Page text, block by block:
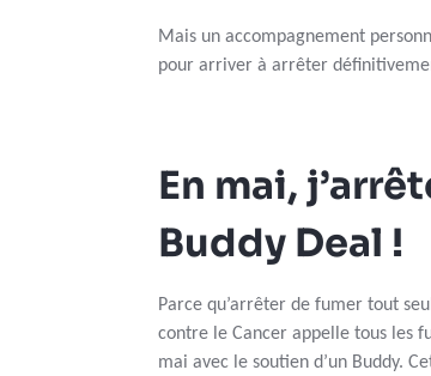
Mais un accompagnement
pour arriver à arrêter
En mai,
Buddy Deal !
Parce qu’arrêter de fumer tout
contre le Cancer appelle tous les
mai avec le soutien d’un Buddy.